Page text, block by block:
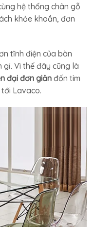
hệ thống chân gỗ
khỏe khoắn, đơn
tĩnh điện của bàn
gỉ. Vì thế đây cũng là
đại đơn giảnđốn tim
Lavaco.